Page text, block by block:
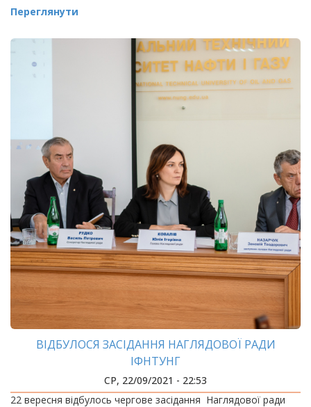
Переглянути
ВІДБУЛОСЯ ЗАСІДАННЯ НАГЛЯДОВОЇ РАДИ
ІФНТУНГ
СР, 22/09/2021 - 22:53
22 вересня відбулось чергове засідання Наглядової ради